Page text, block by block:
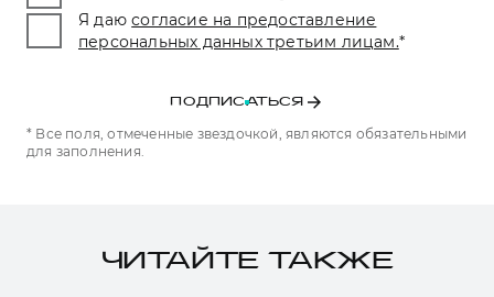
Я даю согласие на предоставление
персональных данных третьим лицам.*
ПОДПИСАТЬСЯ
* Все поля, отмеченные звездочкой, являются обязательными
для заполнения.
ЧИТАЙТЕ ТАКЖЕ